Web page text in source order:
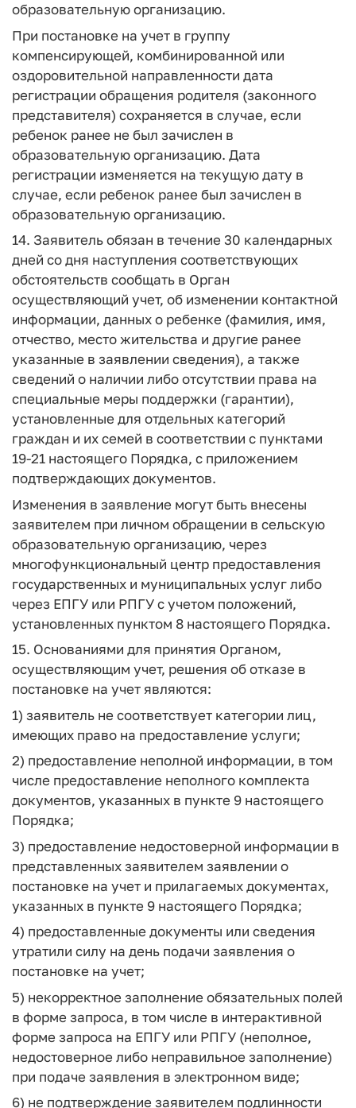
образовательную организацию.
При постановке на учет в группу
компенсирующей, комбинированной или
оздоровительной направленности дата
регистрации обращения родителя (законного
представителя) сохраняется в случае, если
ребенок ранее не был зачислен в
образовательную организацию. Дата
регистрации изменяется на текущую дату в
случае, если ребенок ранее был зачислен в
образовательную организацию.
14. Заявитель обязан в течение 30 календарных
дней со дня наступления соответствующих
обстоятельств сообщать в Орган
осуществляющий учет, об изменении контактной
информации, данных о ребенке (фамилия, имя,
отчество, место жительства и другие ранее
указанные в заявлении сведения), а также
сведений о наличии либо отсутствии права на
специальные меры поддержки (гарантии),
установленные для отдельных категорий
граждан и их семей в соответствии с пунктами
19-21 настоящего Порядка, с приложением
подтверждающих документов.
Изменения в заявление могут быть внесены
заявителем при личном обращении в сельскую
образовательную организацию, через
многофункциональный центр предоставления
государственных и муниципальных услуг либо
через ЕПГУ или РПГУ с учетом положений,
установленных пунктом 8 настоящего Порядка.
15. Основаниями для принятия Органом,
осуществляющим учет, решения об отказе в
постановке на учет являются:
1) заявитель не соответствует категории лиц,
имеющих право на предоставление услуги;
2) предоставление неполной информации, в том
числе предоставление неполного комплекта
документов, указанных в пункте 9 настоящего
Порядка;
3) предоставление недостоверной информации в
представленных заявителем заявлении о
постановке на учет и прилагаемых документах,
указанных в пункте 9 настоящего Порядка;
4) предоставленные документы или сведения
утратили силу на день подачи заявления о
постановке на учет;
5) некорректное заполнение обязательных полей
в форме запроса, в том числе в интерактивной
форме запроса на ЕПГУ или РПГУ (неполное,
недостоверное либо неправильное заполнение)
при подаче заявления в электронном виде;
6) не подтверждение заявителем подлинности